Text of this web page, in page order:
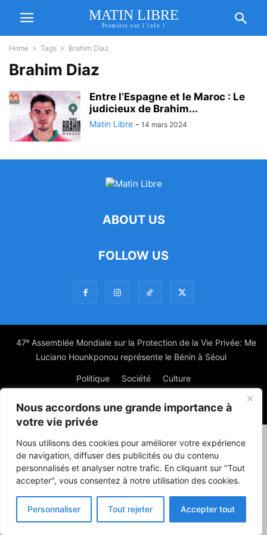
Nous accordons une grande importance à
votre vie privée
Nous utilisons des cookies pour améliorer votre expérience
de navigation, diffuser des publicités ou du contenu
personnalisés et analyser notre trafic. En cliquant sur "Tout
accepter", vous consentez à notre utilisation des cookies.
Personnaliser Tout rejeter Accepter tout
MATIN LIBRE
Premiers sur l'info !
Home Tags Brahim Diaz
Brahim Diaz
Entre l’Espagne et le Maroc : Le
judicieux de Brahim...
Matin Libre - 14 mars 2024
ABOUT US
FOLLOW US
47ᵉ Assemblée Mondiale sur la Protection de la Vie Privée: Me
Luciano Hounkponou représente le Bénin à Séoul
Politique Société Culture
© Powered by digitXplus Francophone